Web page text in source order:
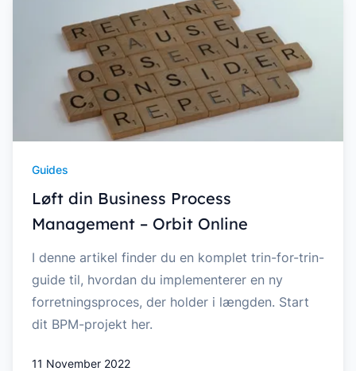
Guides
Løft din Business Process
Management – Orbit Online
I denne artikel finder du en komplet trin-for-trin-
guide til, hvordan du implementerer en ny
forretningsproces, der holder i længden. Start
dit BPM-projekt her.
11 November 2022